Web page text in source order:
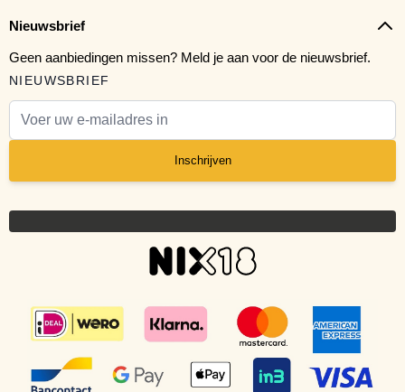
Nieuwsbrief
Geen aanbiedingen missen? Meld je aan voor de nieuwsbrief.
NIEUWSBRIEF
Inschrijven